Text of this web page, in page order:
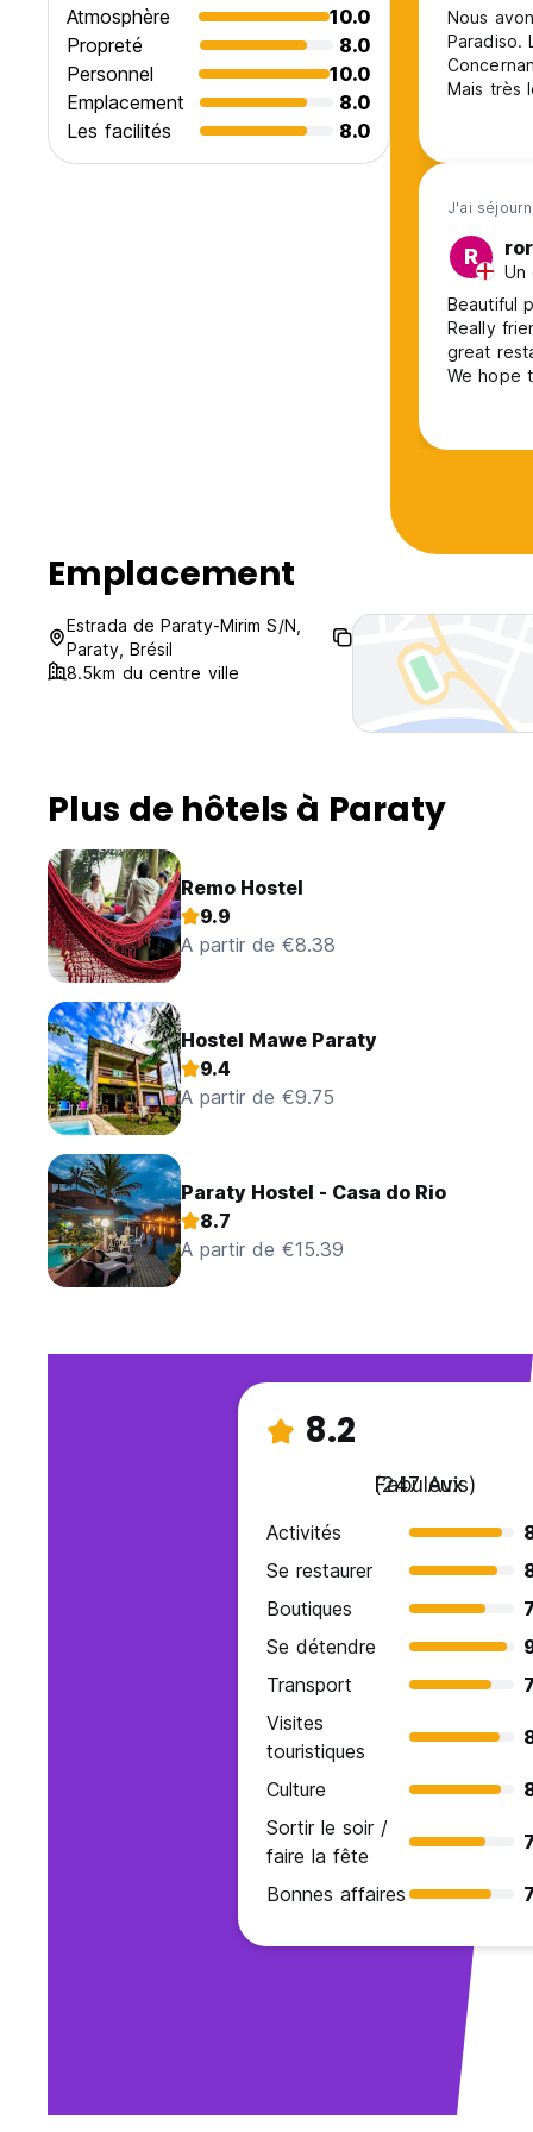
• Nous pouvons réaliser pour vous une décoration florale
SUPPLÉMENTAIRES.
NOUS SOMMES POUSADA PETFRINDLY
• Les animaux domestiques sont acceptés dans notre
RENSEIGNEZ-NOUS SUR LA RÉGLEMENTATION. (Auto-
Atmosphère
10.0
Propreté
8.0
Personnel
10.0
Emplacement
8.0
Les facilités
8.0
Nous
Paradiso.
Mais très
pour
J'ai
R
Un
Beautiful
Really
great
We hope
Emplacement
Estrada de Paraty-Mirim S/N,
Paraty, Brésil
8.5km du centre ville
Plus de hôtels à Paraty
Remo Hostel
9.9
A partir de €8.38
Hostel Mawe Paraty
9.4
A partir de €9.75
Paraty Hostel - Casa do Rio
8.7
A partir de €15.39
8.2
Fabuleux
(247 Avis)
Activités
Se restaurer
Boutiques
Se détendre
Transport
Visites
touristiques
Culture
Sortir le soir /
faire la fête
Bonnes affaires